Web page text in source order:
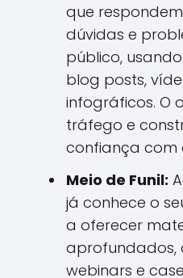
que
dúvidas e
público,
blog posts,
infográficos. O
tráfego e
confiança com
Meio de Funil:
já conhece o
a oferecer
aprofundados,
webinars e